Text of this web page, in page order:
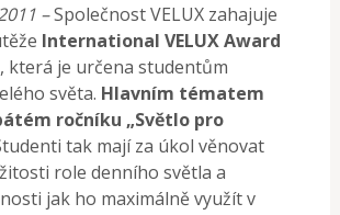
–Společnost VELUX zahajuje
International VELUX Award
která je určena studentům
světa. Hlavním tématem
ročníku „Světlo pro
tak mají za úkol věnovat
role denního světla a
jak ho maximálně využít v